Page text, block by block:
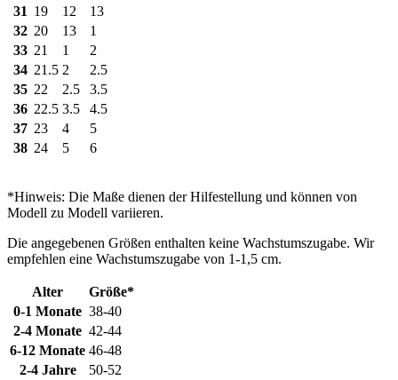
31 19 12
13
32 20 13
1
33 21 1
2
34 21.5 2
2.5
35 22 2.5
3.5
36 22.5 3.5
4.5
37 23 4
5
38 24 5 6
*Hinweis: Die Maße dienen der Hilfestellung und können von
Modell zu Modell variieren.
Die angegebenen Größen enthalten keine Wachstumszugabe. Wir
empfehlen eine Wachstumszugabe von 1-1,5 cm.
Alter
Größe*
0-1 Monate 38-40
2-4 Monate 42-44
6-12 Monate 46-48
2-4 Jahre
50-52